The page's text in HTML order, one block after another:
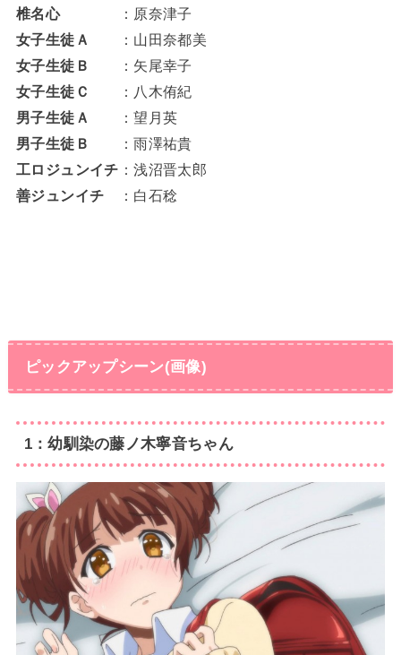
椎名心
：原奈津子
女子生徒Ａ
：山田奈都美
女子生徒Ｂ
：矢尾幸子
女子生徒Ｃ
：八木侑紀
男子生徒Ａ
：望月英
男子生徒Ｂ
：雨澤祐貴
工ロジュンイチ ：浅沼晋太郎
善ジュンイチ
：白石稔
ピックアップシーン(画像)
1：幼馴染の藤ノ木寧音ちゃん